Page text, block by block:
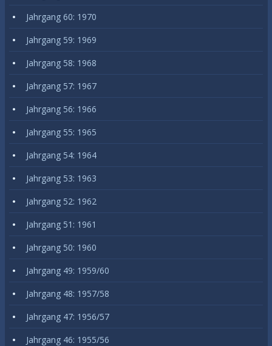
Jahrgang 60: 1970
Jahrgang 59: 1969
Jahrgang 58: 1968
Jahrgang 57: 1967
Jahrgang 56: 1966
Jahrgang 55: 1965
Jahrgang 54: 1964
Jahrgang 53: 1963
Jahrgang 52: 1962
Jahrgang 51: 1961
Jahrgang 50: 1960
Jahrgang 49: 1959/60
Jahrgang 48: 1957/58
Jahrgang 47: 1956/57
Jahrgang 46: 1955/56